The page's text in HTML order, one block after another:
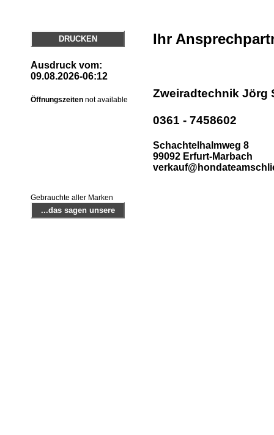
DRUCKEN
Ausdruck vom:
09.08.2026-06:12
Öffnungszeiten not available
Ihr
Zweiradtechnik Jörg
0361 - 7458602
Schachtelhalmweg 8
99092 Erfurt-Marbach
Gebrauchte aller Marken
...das sagen unsere